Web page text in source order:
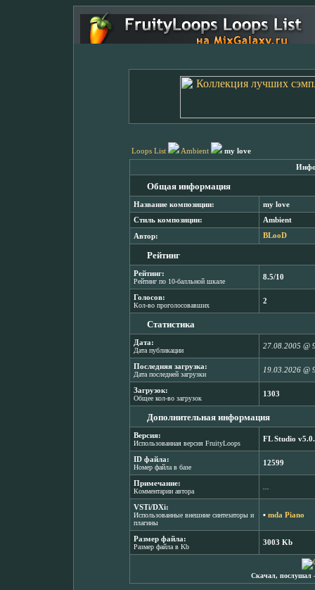
Loops List Ambient my love
Общая информация
Название композиции: my love
Стиль композиции: Ambient
Автор: BLooD
Рейтинг
Рейтинг:
Рейтинг по 10-балльной шкале
8.5/10
Голосов:
Кол-во проголосовавших
2
Статистика
Дата:
Дата публикации
27.08.2005 @
Последняя загрузка:
Дата последней загрузки
19.03.2026 @
Загрузок:
Общее кол-во загрузок
1303
Дополнительная информация
Версия:
Использованная версия FruityLoops
FL Studio
ID файла:
Номер файла в базе
12599
Примечание:
Комментарии автора
VSTi/DXi:
Использованные внешние синтезаторы и
плагины
▪ mda Piano
Размер файла:
Размер файла в Kb
3003 Kb
Скачал, послушал